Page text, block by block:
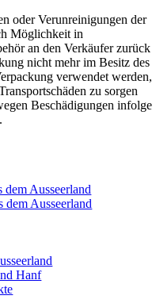
oder Verunreinigungen der
Möglichkeit in
an den Verkäufer zurück
nicht mehr im Besitz des
verwendet werden,
zu sorgen
Beschädigungen infolge
Ausseerland
dem Ausseerland
Hanf